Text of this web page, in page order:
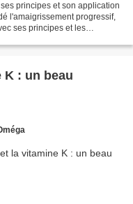
principes et son application
l'amaigrissement progressif,
ses principes et les
K : un beau